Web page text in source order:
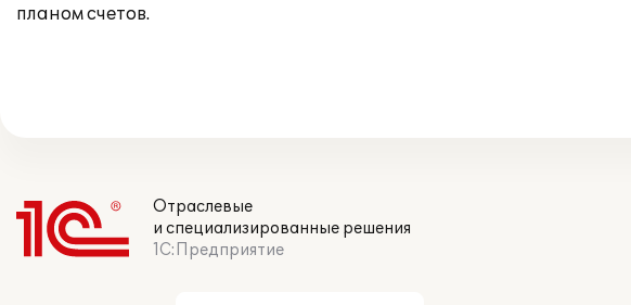
планом счетов.
Отраслевые
и специализированные решения
1С:Предприятие